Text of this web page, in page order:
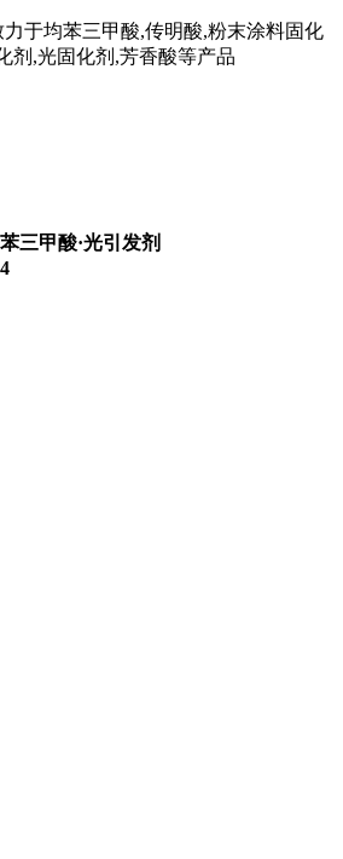
于均苯三甲酸,传明酸,粉末涂料固化
剂,光固化剂,芳香酸等产品
三甲酸·光引发剂